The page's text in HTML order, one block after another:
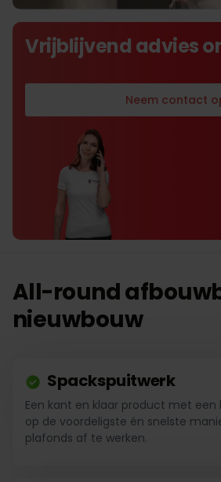
De beste prijs
verhouding in
Vrijblijvend advies
Neem contact
All-round
nieuwbouw
Spackspuitwerk
Een kant en klaar product met
op de voordeligste én snelste
plafonds af te werken.